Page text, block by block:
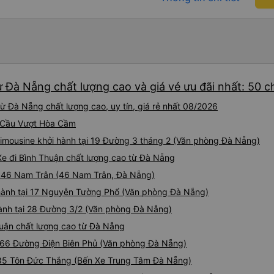
просыпаться. Спасибо на
запланированного
наши ожидания. Надеюсь,
путешественникам
и компании!
tài và lơ cũng cực dễ
Nẵng chất lượng cao và giá vé ưu đãi nhất: 50
Đà Nẵng chất lượng cao, uy tín, giá rẻ nhất 08/2026
Vượt Hòa Cầm
khởi hành tại 19 Đường 3 tháng 2 (Văn phòng Đà Nẵng)
đi Bình Thuận chất lượng cao từ Đà Nẵng
Nam Trân (46 Nam Trân, Đà Nẵng)
tại 17 Nguyễn Tường Phổ (Văn phòng Đà Nẵng)
tại 28 Đường 3/2 (Văn phòng Đà Nẵng)
chất lượng cao từ Đà Nẵng
Đường Điện Biên Phủ (Văn phòng Đà Nẵng)
Tôn Đức Thắng (Bến Xe Trung Tâm Đà Nẵng)